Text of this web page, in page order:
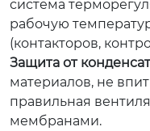
система
рабочую
(контакторов,
Защита от
материалов, не
правильная
мембранами.